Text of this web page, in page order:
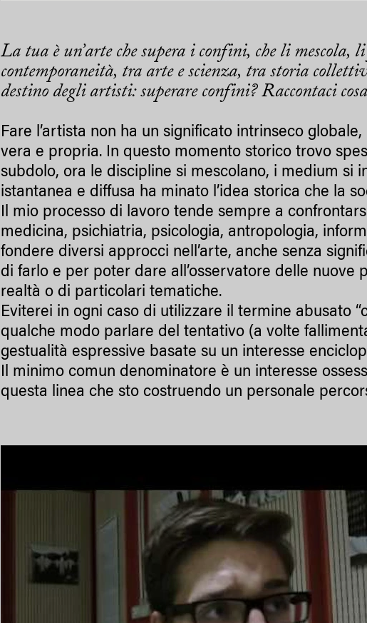
La tua è un’arte che supera i confini, che li mescola,
contemporaneità, tra arte e scienza, tra storia
destino degli artisti: superare confini? Raccontaci
Fare l’artista non ha un significato intrinseco
vera e propria. In questo momento storico trovo
subdolo, ora le discipline si mescolano, i medium si
istantanea e diffusa ha minato l’idea storica che la
Il mio processo di lavoro tende sempre a
medicina, psichiatria, psicologia, antropologia,
fondere diversi approcci nell’arte, anche senza
di farlo e per poter dare all’osservatore delle
realtà o di particolari tematiche.
Eviterei in ogni caso di utilizzare il termine abusato
qualche modo parlare del tentativo (a volte
gestualità espressive basate su un interesse
Il minimo comun denominatore è un interesse
questa linea che sto costruendo un personale